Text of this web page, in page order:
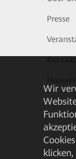
Presse
Kontakt
Wir